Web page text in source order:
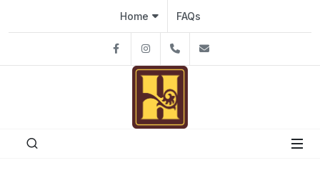
Home FAQs
FacebookInstagram08111926991